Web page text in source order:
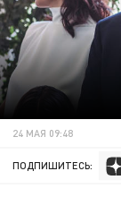
24 МАЯ 09:48
ПОДПИШИТЕСЬ: